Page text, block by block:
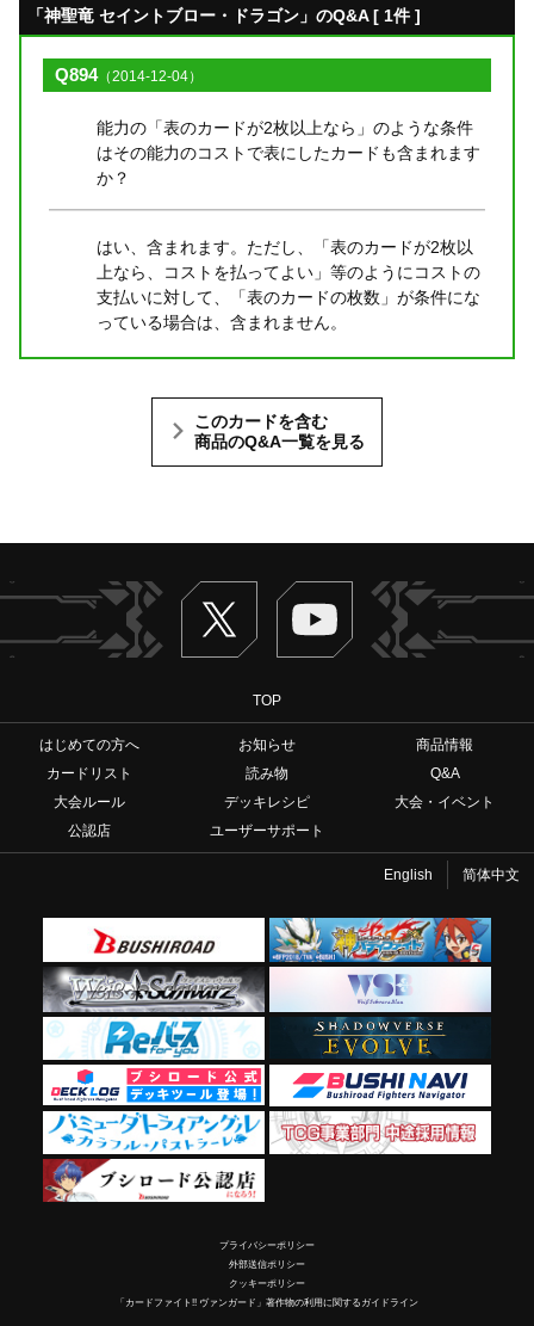
「神聖竜 セイントブロー・ドラゴン」のQ&A [ 1件 ]
Q894（2014-12-04）
能力の「表のカードが2枚以上なら」のような条件
はその能力のコストで表にしたカードも含まれます
か？
はい、含まれます。ただし、「表のカードが2枚以
上なら、コストを払ってよい」等のようにコストの
支払いに対して、「表のカードの枚数」が条件にな
っている場合は、含まれません。
このカードを含む
商品のQ&A一覧を見る
Twitter ヴァンガードch
TOP
はじめての方へ お知らせ
商品情報
カードリスト
読み物
Q&A
大会ルール
デッキレシピ
大会・イベント
公認店
ユーザーサポート
English 简体中文
プライバシーポリシー
外部送信ポリシー
クッキーポリシー
「カードファイト!! ヴァンガード」著作物の利用に関するガイドライン